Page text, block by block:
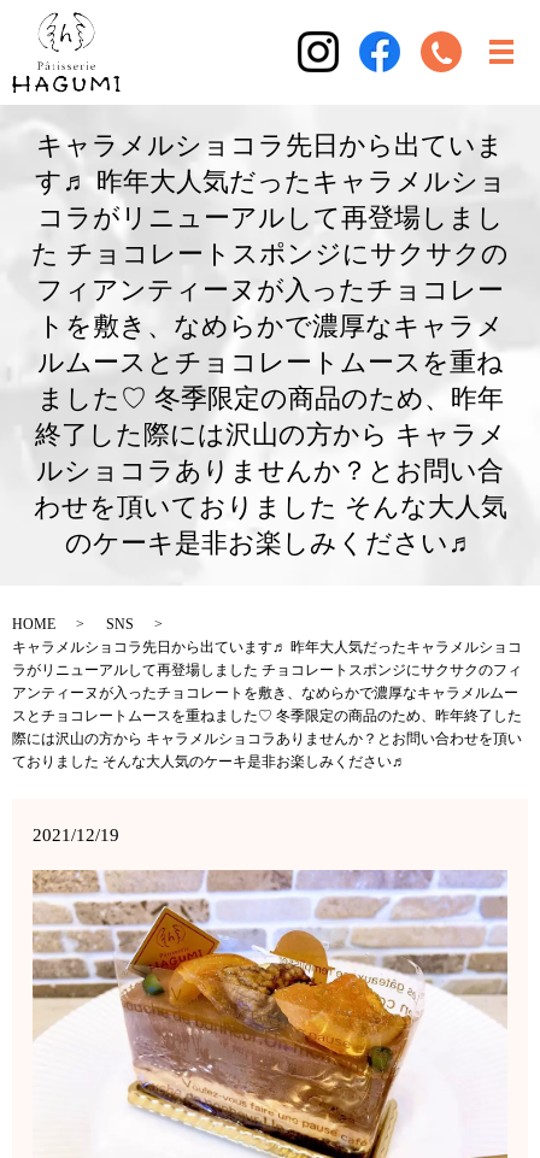
キャラメルショコラ先日から出ていま
す♬ 昨年大人気だったキャラメルショ
コラがリニューアルして再登場しまし
た チョコレートスポンジにサクサクの
フィアンティーヌが入ったチョコレー
トを敷き、なめらかで濃厚なキャラメ
ルムースとチョコレートムースを重ね
ました♡ 冬季限定の商品のため、昨年
終了した際には沢山の方から キャラメ
ルショコラありませんか？とお問い合
わせを頂いておりました そんな大人気
のケーキ是非お楽しみください♬
HOME
SNS
キャラメルショコラ先日から出ています♬ 昨年大人気だったキャラメルショコ
ラがリニューアルして再登場しました チョコレートスポンジにサクサクのフィ
アンティーヌが入ったチョコレートを敷き、なめらかで濃厚なキャラメルムー
スとチョコレートムースを重ねました♡ 冬季限定の商品のため、昨年終了した
際には沢山の方から キャラメルショコラありませんか？とお問い合わせを頂い
ておりました そんな大人気のケーキ是非お楽しみください♬
2021/12/19